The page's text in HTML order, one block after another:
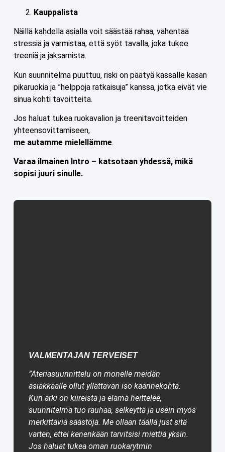
Kauppalista
Näillä kahdella asialla voit säästää rahaa, vähentää
stressiä ja varmistaa, että syöt tavalla, joka tukee
treeniä ja jaksamista.
Kun suunnitelma puuttuu, riski on päätyä kassalle kasan
pikaruokia ja ”helppoja ratkaisuja” kanssa, jotka eivät vie
sinua kohti tavoitteita.
Jos haluat tukea ruokavalion ja treenitavoitteiden
yhteensovittamiseen,
me autamme mielellämme.
Varaa ilmainen Intro – katsotaan yhdessä, mikä
sopisi juuri sinulle.
VALMENTAJAN TERVEISET
”Ateriasuunnittelu on monelle meidän
asiakkaalle ollut yllättävän iso käännekohta.
Kun arki on kiireistä ja elämä heittelee,
suunnitelma tuo rauhaa, selkeyttä ja usein myös
merkittäviä säästöjä. Me ollaan täällä just sitä
varten, ettei kenenkään tarvitsisi miettiä yksin.
Jos haluat tukea oman ruokarytmin